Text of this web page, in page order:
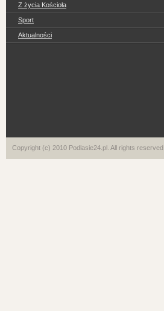
Z życia Kościoła
Sport
Aktualności
Copyright (c) 2010 Podlasie24.pl. All rights reserved